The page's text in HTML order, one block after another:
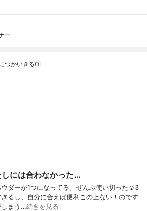
ー
つかいきるOL
には合わなかった…
ウダーが1つになってる。ぜんぶ使い切った☺️3
るし、自分に合えば便利この上ない！のです
しまう…続きを見る